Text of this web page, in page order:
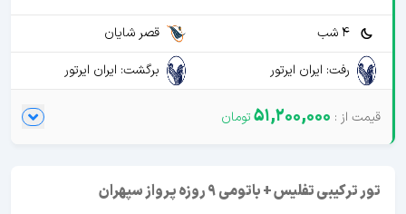
4 شب
قصر شایان
رفت: ایران ایرتور
برگشت: ایران ایرتور
51,200,000
تور ترکیبی تفلیس + باتومی 9 روزه پرواز سپهران